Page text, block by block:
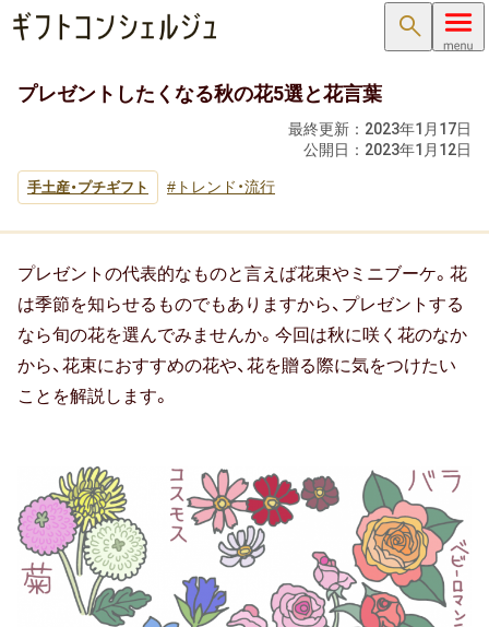
検索
内祝い･お返し
内祝い･お返しTOP
結婚内祝い ( 結婚祝いのお返し )
結納返し
高額ギフトの内祝い
就職内祝い
プレゼントしたくなる秋の花5選と花言葉
最終更新： 2023年1月17日
公開日： 2023年1月12日
手土産・プチギフト トレンド・流行
プレゼントの代表的なものと言えば花束やミニブーケ。花
は季節を知らせるものでもありますから、プレゼントする
なら旬の花を選んでみませんか。今回は秋に咲く花のなか
から、花束におすすめの花や、花を贈る際に気をつけたい
ことを解説します。